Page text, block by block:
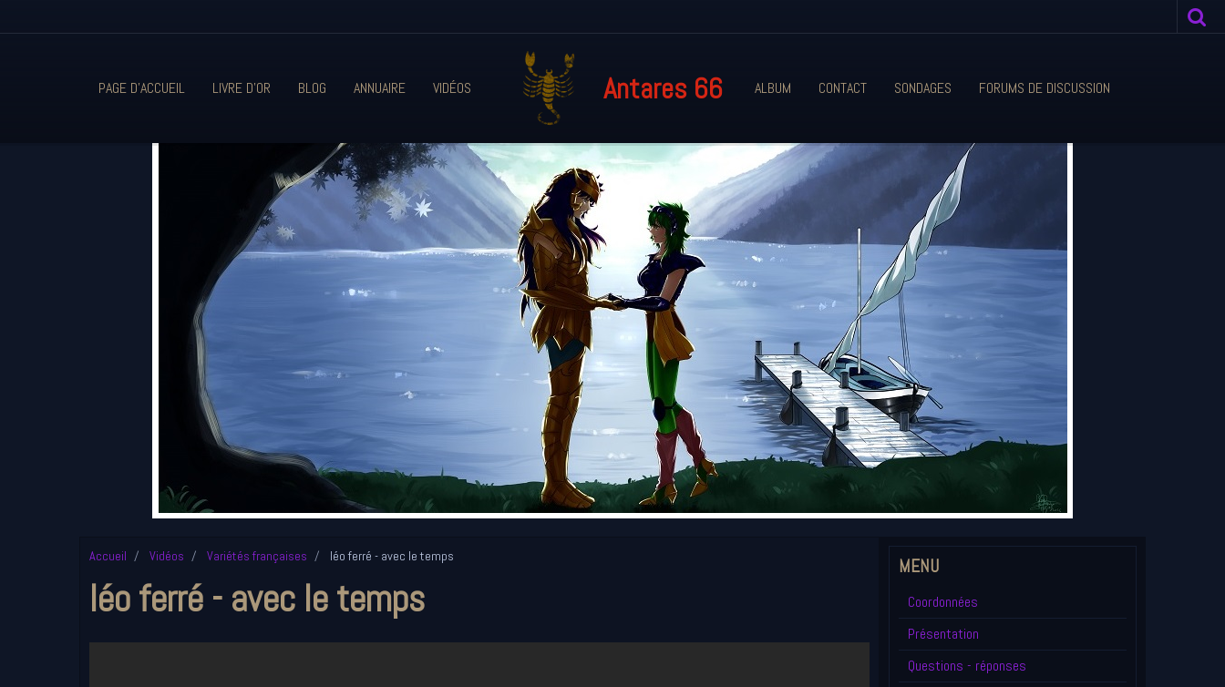
PAGE D'ACCUEIL LIVRE D'OR BLOG ANNUAIRE VIDÉOS Antares 66 ALBUM CONTACT SONDAGES FORUMS DE DISCUSSION
Accueil Vidéos Variétés françaises léo ferré - avec le temps
léo ferré - avec le temps
MENU
Coordonnées
Présentation
Questions - réponses